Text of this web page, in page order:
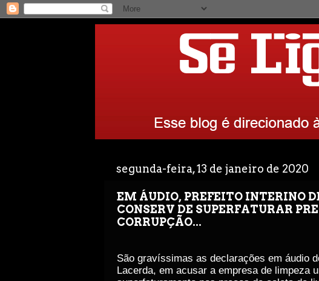
segunda-feira, 13 de janeiro de 2020
EM ÁUDIO, PREFEITO INTERINO
CONSERV DE SUPERFATURAR
CORRUPÇÃO...
São gravíssimas as declarações em áudio
Lacerda, em acusar a empresa de limpeza